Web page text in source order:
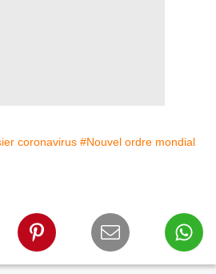
coronavirus #Nouvel ordre mondial